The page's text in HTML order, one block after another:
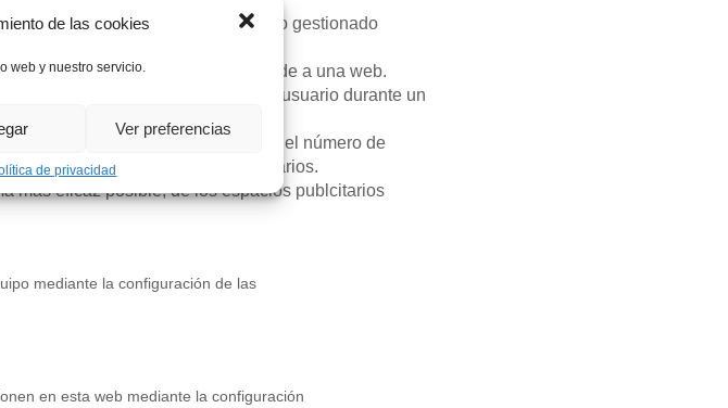
de las cookies
web y nuestro servicio.
Ver preferencias
de privacidad
desde un equipo o dominio no gestionado
de las Cookies.
datos mientras el usuario accede a una web.
permanecen en el dispositivo del usuario durante un
minutos hasta varios años.
o por terceros, permiten cuantificar el número de
de la web por parte de los usuarios.
más eficaz posible, de los espacios publcitarios
mediante la configuración de las
en esta web mediante la configuración